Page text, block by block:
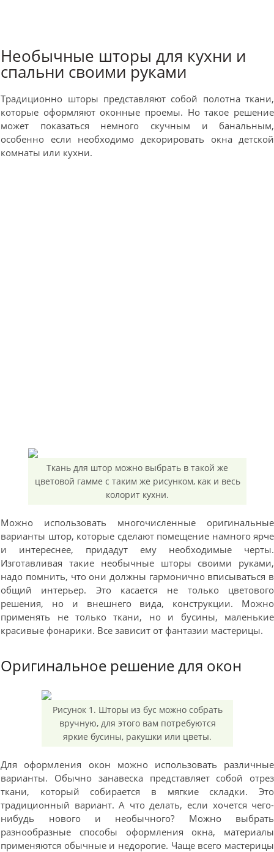
Необычные шторы для кухни и
спальни своими руками
Традиционно шторы представляют собой полотна ткани,
которые оформляют оконные проемы. Но такое решение
может показаться немного скучным и банальным,
особенно если необходимо декорировать окна детской
комнаты или кухни.
Ткань для штор можно выбрать в такой же
цветовой гамме с таким же рисунком, как и весь
колорит кухни.
Можно использовать многочисленные оригинальные
варианты штор, которые сделают помещение намного ярче
и интереснее, придадут ему необходимые черты.
Изготавливая такие необычные шторы своими руками,
надо помнить, что они должны гармонично вписываться в
общий интерьер. Это касается не только цветового
решения, но и внешнего вида, конструкции. Можно
применять не только ткани, но и бусины, маленькие
красивые фонарики. Все зависит от фантазии мастерицы.
Оригинальное решение для окон
Рисунок 1. Шторы из бус можно собрать
вручную, для этого вам потребуются
яркие бусины, ракушки или цветы.
Для оформления окон можно использовать различные
варианты. Обычно занавеска представляет собой отрез
ткани, который собирается в мягкие складки. Это
традиционный вариант. А что делать, если хочется чего-
нибудь нового и необычного? Можно выбрать
разнообразные способы оформления окна, материалы
применяются обычные и недорогие. Чаще всего мастерицы